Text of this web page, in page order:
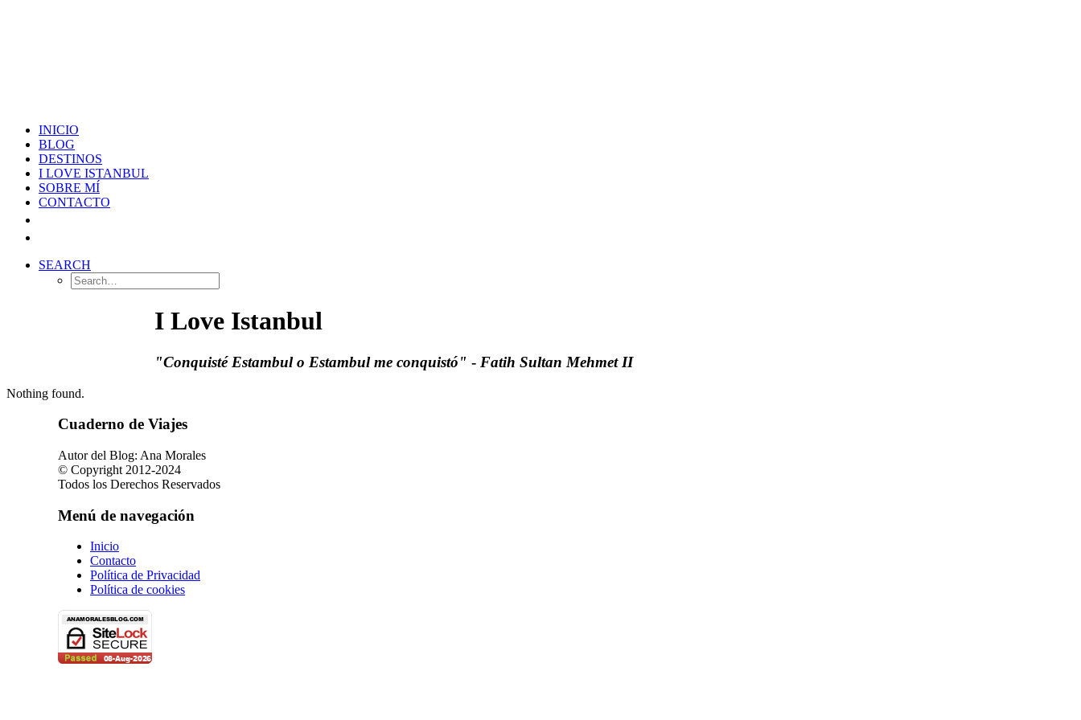
INICIO
BLOG
DESTINOS
I LOVE ISTANBUL
SOBRE MÍ
CONTACTO
SEARCH
I Love Istanbul
"Conquisté Estambul o Estambul me conquistó" - Fatih Sultan Mehmet II
Nothing found.
Cuaderno de Viajes
Autor del Blog: Ana Morales
© Copyright 2012-2024
Todos los Derechos Reservados
Menú de navegación
Inicio
Contacto
Política de Privacidad
Política de cookies